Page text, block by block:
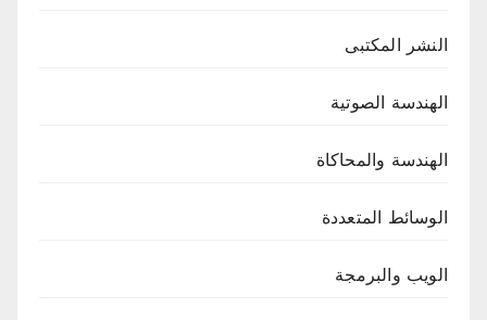
النشر المكتبى
الهندسة الصوتية
الهندسة والمحاكاة
الوسائط المتعددة
الويب والبرمجة